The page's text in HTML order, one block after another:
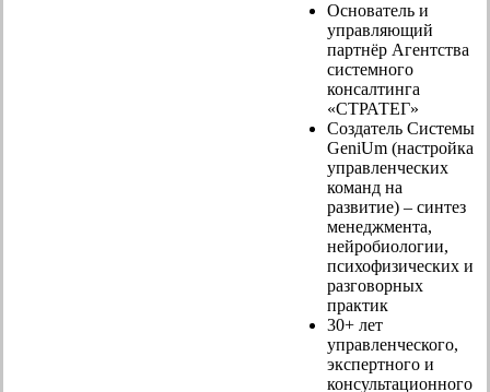
Основатель и
управляющий
партнёр Агентства
системного
консалтинга
«СТРАТЕГ»
Создатель Системы
GeniUm (настройка
управленческих
команд на
развитие) – синтез
менеджмента,
нейробиологии,
психофизических и
разговорных
практик
30+ лет
управленческого,
экспертного и
консультационного